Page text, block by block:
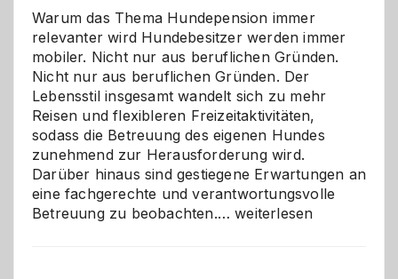
Warum das Thema Hundepension immer
relevanter wird Hundebesitzer werden immer
mobiler. Nicht nur aus beruflichen Gründen.
Nicht nur aus beruflichen Gründen. Der
Lebensstil insgesamt wandelt sich zu mehr
Reisen und flexibleren Freizeitaktivitäten,
sodass die Betreuung des eigenen Hundes
zunehmend zur Herausforderung wird.
Darüber hinaus sind gestiegene Erwartungen an
eine fachgerechte und verantwortungsvolle
Betreuung zu beobachten.…Betreuung
weiterlesen